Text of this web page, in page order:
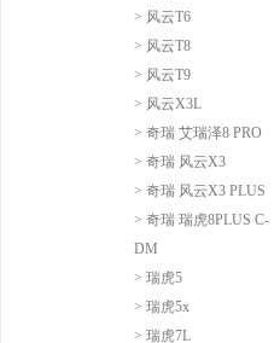
> 风云T6
> 风云T8
> 风云T9
> 风云X3L
> 奇瑞 艾瑞泽8 PRO
> 奇瑞 风云X3
> 奇瑞 风云X3 PLUS
> 奇瑞 瑞虎8PLUS C-
DM
> 瑞虎5
> 瑞虎5x
> 瑞虎7L